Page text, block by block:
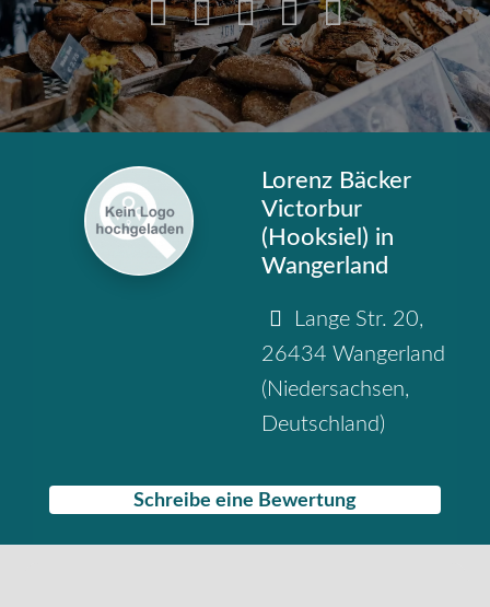
Lorenz Bäcker
Victorbur
(Hooksiel) in
Wangerland
Lange Str. 20,
26434 Wangerland
( Niedersachsen,
Deutschland)
Schreibe eine Bewertung